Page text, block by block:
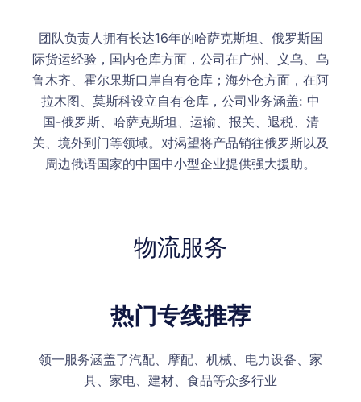
团队负责人拥有长达16年的哈萨克斯坦、俄罗斯国
际货运经验，国内仓库方面，公司在广州、义乌、乌
鲁木齐、霍尔果斯口岸自有仓库；海外仓方面，在阿
拉木图、莫斯科设立自有仓库，公司业务涵盖: 中
国-俄罗斯、哈萨克斯坦、运输、报关、退税、清
关、境外到门等领域。对渴望将产品销往俄罗斯以及
周边俄语国家的中国中小型企业提供强大援助。
物流服务
热门专线推荐
领一服务涵盖了汽配、摩配、机械、电力设备、家
具、家电、建材、食品等众多行业